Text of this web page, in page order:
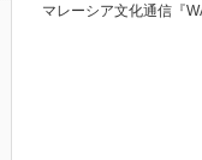
マレーシア文化通信『